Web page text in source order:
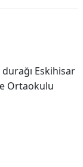
Eskihisar
Ortaokulu